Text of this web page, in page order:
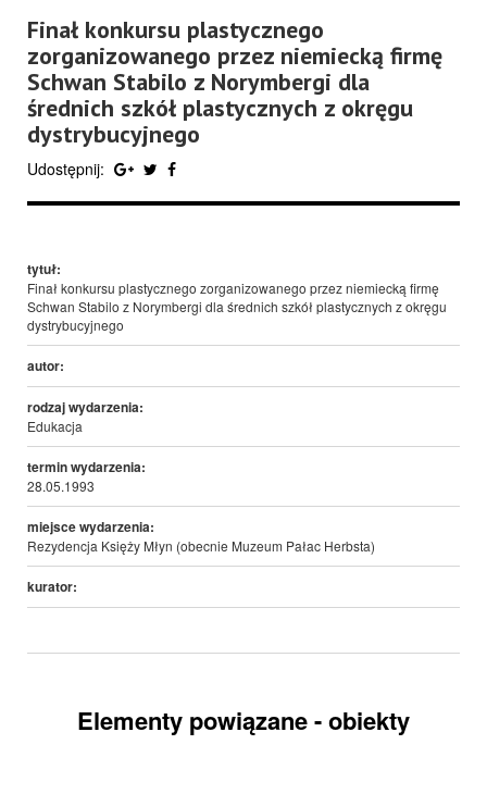
Finał konkursu plastycznego
zorganizowanego przez niemiecką firmę
Schwan Stabilo z Norymbergi dla
średnich szkół plastycznych z okręgu
dystrybucyjnego
Udostępnij:
tytuł:
Finał konkursu plastycznego zorganizowanego przez niemiecką firmę
Schwan Stabilo z Norymbergi dla średnich szkół plastycznych z okręgu
dystrybucyjnego
autor:
rodzaj wydarzenia:
Edukacja
termin wydarzenia:
28.05.1993
miejsce wydarzenia:
Rezydencja Księży Młyn (obecnie Muzeum Pałac Herbsta)
kurator:
Elementy powiązane - obiekty